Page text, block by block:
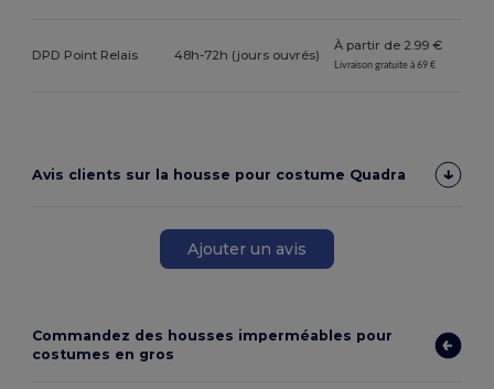
DPD Point Relais 48h-72h (jours ouvrés)
À partir de 2.99 €
Livraison gratuite à 69 €
Avis clients sur la housse pour costume Quadra
Ajouter un avis
Commandez des housses imperméables pour
costumes en gros